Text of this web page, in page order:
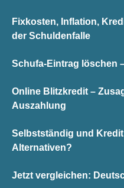
Fixkosten, Inflation,
der Schuldenfalle
Schufa-Eintrag löschen
Online Blitzkredit –
Auszahlung
Selbstständig und
Alternativen?
Jetzt vergleichen: